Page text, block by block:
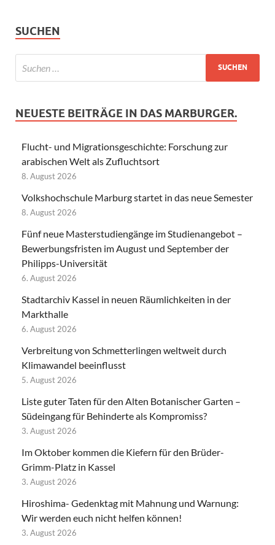
SUCHEN
NEUESTE BEITRÄGE IN DAS MARBURGER.
Flucht- und Migrationsgeschichte: Forschung zur
arabischen Welt als Zufluchtsort
8. August 2026
Volkshochschule Marburg startet in das neue Semester
8. August 2026
Fünf neue Masterstudiengänge im Studienangebot –
Bewerbungsfristen im August und September der
Philipps-Universität
6. August 2026
Stadtarchiv Kassel in neuen Räumlichkeiten in der
Markthalle
6. August 2026
Verbreitung von Schmetterlingen weltweit durch
Klimawandel beeinflusst
5. August 2026
Liste guter Taten für den Alten Botanischer Garten –
Südeingang für Behinderte als Kompromiss?
3. August 2026
Im Oktober kommen die Kiefern für den Brüder-
Grimm-Platz in Kassel
3. August 2026
Hiroshima- Gedenktag mit Mahnung und Warnung:
Wir werden euch nicht helfen können!
3. August 2026